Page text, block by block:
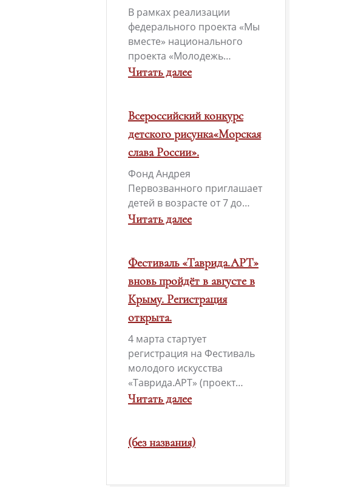
В рамках реализации
федерального проекта «Мы
вместе» национального
проекта «Молодежь…
Читать далее
Международный
фестиваль-
конкурс
патриотической
песни
«Солдатский
конверт-2026»
Всероссийский конкурс
детского рисунка«Морская
слава России».
Фонд Андрея
Первозванного приглашает
детей в возрасте от 7 до…
Читать далее
Всероссийский
конкурс
детского
рисунка«Морская
слава
России».
Фестиваль «Таврида.АРТ»
вновь пройдёт в августе в
Крыму. Регистрация
открыта.
4 марта стартует
регистрация на Фестиваль
молодого искусства
«Таврида.АРТ» (проект…
Читать далее
Фестиваль
«Таврида.АРТ»
(без названия)